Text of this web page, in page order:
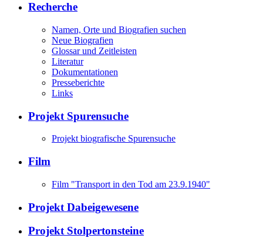
Recherche
Namen, Orte und Biografien suchen
Neue Biografien
Glossar und Zeitleisten
Literatur
Dokumentationen
Presseberichte
Links
Projekt Spurensuche
Projekt biografische Spurensuche
Film
Film "Transport in den Tod am 23.9.1940"
Projekt Dabeigewesene
Projekt Stolpertonsteine